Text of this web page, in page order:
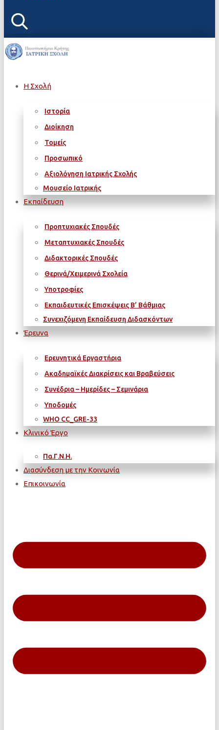
Η Σχολή
Ιστορία
Διοίκηση
Τομείς
Προσωπικό
Αξιολόγηση Ιατρικής Σχολής
Μουσείο Ιατρικής
Εκπαίδευση
Προπτυχιακές Σπουδές
Μεταπτυχιακές Σπουδές
Διδακτορικές Σπουδές
Θερινά/Χειμερινά Σχολεία
Υποτροφίες
Εκπαιδευτικές Επισκέψεις Β’ Βάθμιας
Συνεχιζόμενη Εκπαίδευση Διδασκόντων
Έρευνα
Ερευνητικά Εργαστήρια
Ακαδημαϊκές Διακρίσεις και Βραβεύσεις
Συνέδρια – Ημερίδες – Σεμινάρια
Υποδομές
WΗΟ CC_GRE-33
Κλινικό Έργο
Πα.Γ.Ν.Η.
Διασύνδεση με την Κοινωνία
Επικοινωνία